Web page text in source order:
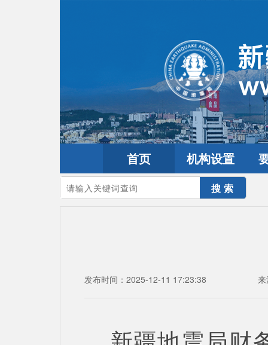
首页 机构设置
您的当前位置：首页>政务公开
发布时间：2025-12-11 17:23:38